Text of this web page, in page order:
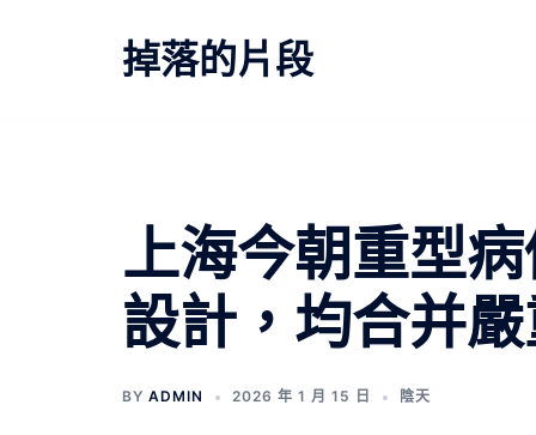
掉落的片段
上海今朝重型
設計，均合并
BY ADMIN 2026 年 1 月 15 日 陰天
文
章
導
覽